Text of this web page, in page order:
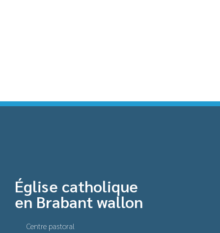
Église catholique
en Brabant wallon
Centre pastoral